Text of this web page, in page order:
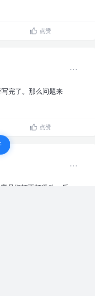
点赞
完了。那么问题来
点赞
员们打不打得动，反